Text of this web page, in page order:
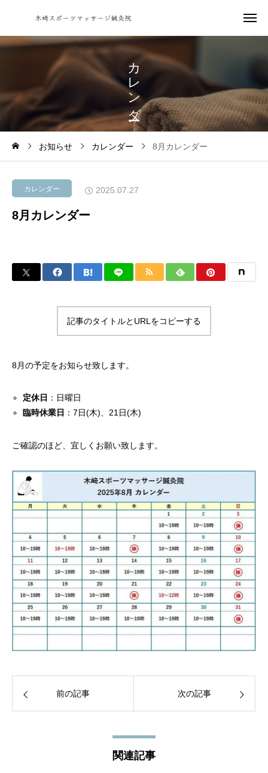
カ
レ
ン
ダ
お知らせ カレンダー 8月カレンダー
カレンダー 2025.07.27
8月カレンダー
記事のタイトルとURLをコピーする
8月の予定をお知らせ致します。
定休日 ：日曜日
臨時休業日 ：7日(木)、21日(木)
ご確認のほど、宜しくお願い致します。
前の記事 次の記事
関連記事